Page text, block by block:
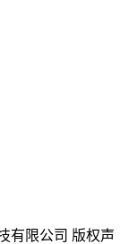
有限公司 版权声